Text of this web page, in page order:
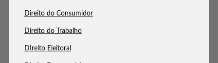
Direito do Consumidor
Direito do Trabalho
DIreito Eleitoral